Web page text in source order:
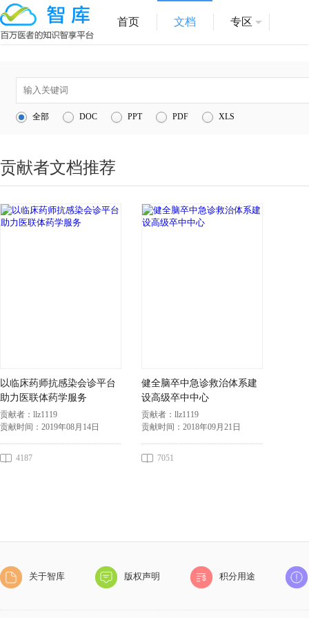
首页 文档 专区
1
医院管理
4
互联网医院
全部 DOC PPT PDF XLS
贡献者文档推荐
以临床药师抗感染会诊平台
助力医联体药学服务
贡献者： llz1119
贡献时间： 2019年08月14日
4187
健全脑卒中急诊救治体系建
设高级卒中中心
贡献者： llz1119
贡献时间： 2018年09月21日
7051
关于智库 版权声明 积分用途